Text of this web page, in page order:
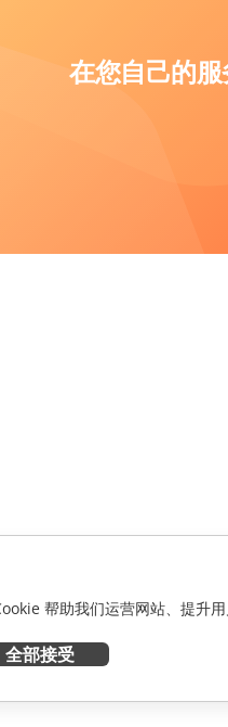
在您自己的服
帮助我们运营网站、提升
全部接受